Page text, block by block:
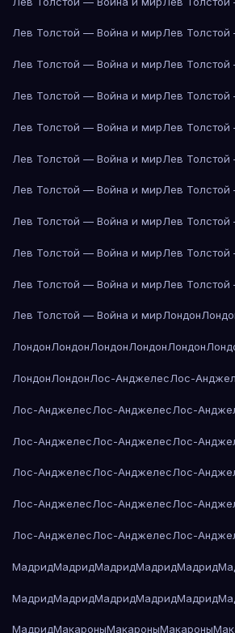
Лев Толстой — Война и мирЛев
Лев Толстой — Война и мирЛев
Лев Толстой — Война и мирЛев
Лев Толстой — Война и мирЛев
Лев Толстой — Война и мирЛев
Лев Толстой — Война и мирЛев
Лев Толстой — Война и мирЛев
Лев Толстой — Война и мирЛев
Лев Толстой — Война и мирЛев
Лев Толстой — Война и мирЛондон
ЛондонЛондонЛондонЛондонЛондон
ЛондонЛондонЛос-АнджелесЛос-
Лос-АнджелесЛос-АнджелесЛос-
Лос-АнджелесЛос-АнджелесЛос-
Лос-АнджелесЛос-АнджелесЛос-
Лос-АнджелесЛос-АнджелесЛос-
Лос-АнджелесЛос-АнджелесЛос-
МадридМадридМадридМадридМадрид
МадридМадридМадридМадридМадрид
МадридМакароныМакароныМакароны